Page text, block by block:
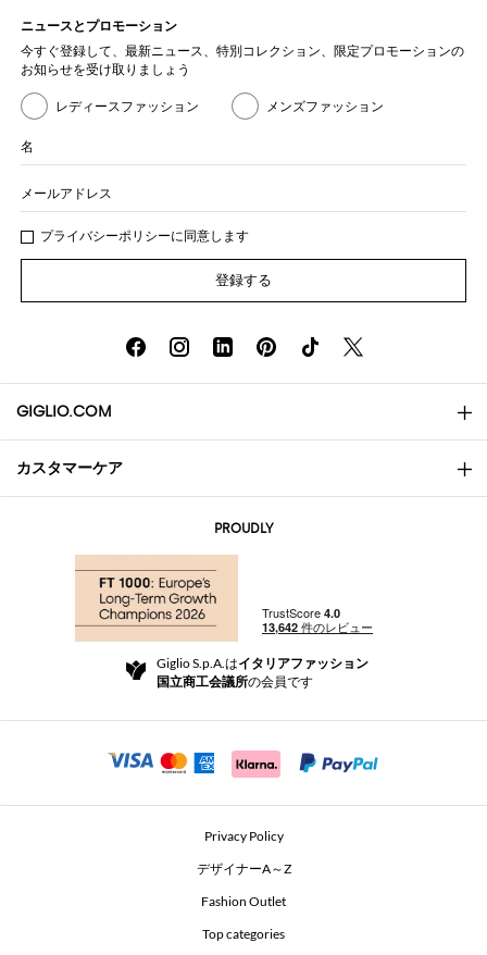
ニュースとプロモーション
今すぐ登録して、最新ニュース、特別コレクション、限定プロモーションの
お知らせを受け取りましょう
レディースファッション メンズファッション
名
メールアドレス
プライバシーポリシーに同意します
登録する
GIGLIO.COM
会社概要
Community Store
Beauty Seekers VIP Club
カスタマーケア
返品と返金
For a safe shopping experience
Security Communication
PROUDLY
Giglio S.p.A.はイタリアファッション
国立商工会議所の会員です
Privacy Policy
デザイナーA～Z
Fashion Outlet
Top categories